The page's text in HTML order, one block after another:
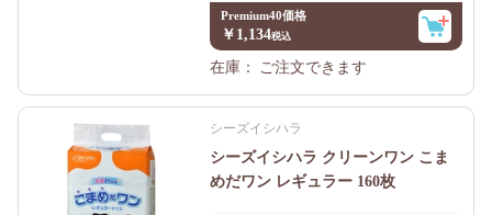
Premium40価格
￥1,134
在庫：
ご注文できます
シーズイシハラ
シーズイシハラ クリーンワン こま
めだワン レギュラー 160枚